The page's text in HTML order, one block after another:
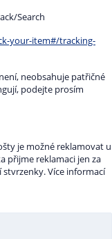
Search
your-item#/tracking-
neobsahuje patřičné
podejte prosím
je možné reklamovat u
přijme reklamaci jen za
Více informací